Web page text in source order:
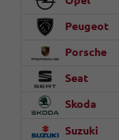
Peugeot
Porsche
Seat
Skoda
Suzuki